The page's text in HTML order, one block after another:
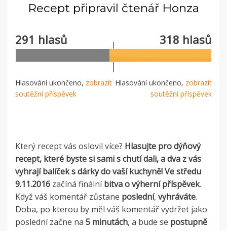
Recept připravil čtenář Honza
291 hlasů 318 hlasů
Hlasování ukončeno, zobrazit
soutěžní příspěvek
Hlasování ukončeno, zobrazit
soutěžní příspěvek
Který recept vás oslovil více? Hlasujte pro dýňový
recept, které byste si sami s chutí dali, a dva z vás
vyhrají balíček s dárky do vaší kuchyně!Ve středu
9.11.2016 začíná finálníbitva o výherní příspěvek.
Když váš komentář zůstane poslední, vyhráváte.
Doba, po kterou by měl váš komentář vydržet jako
poslední začne na 5 minutách, a bude se postupně